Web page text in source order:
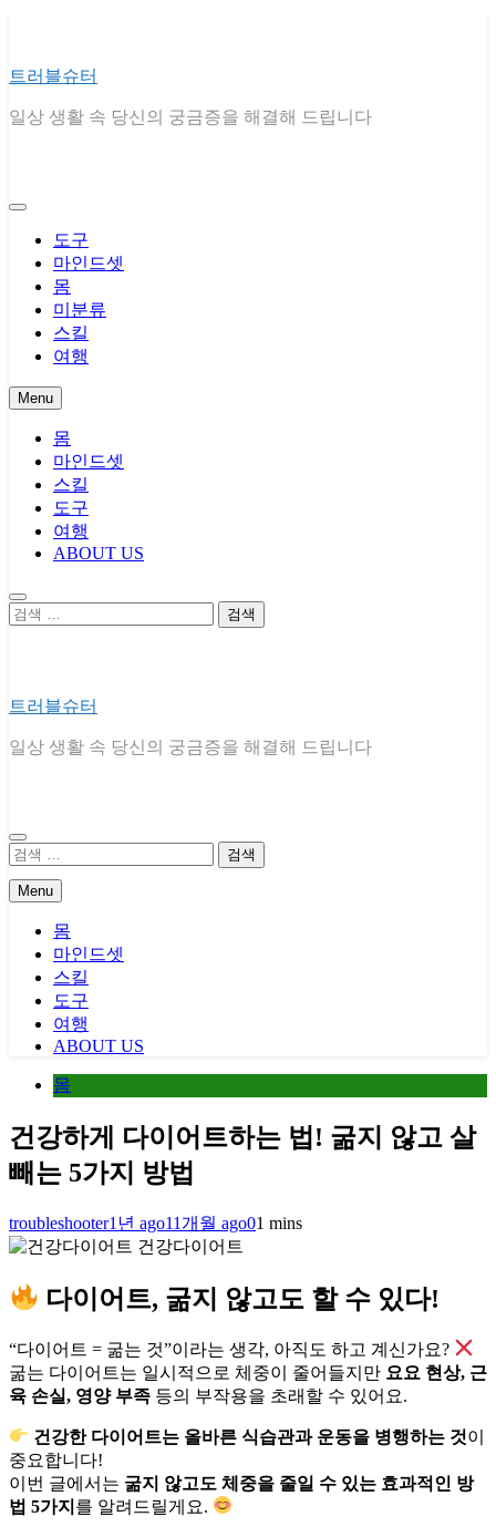
트러블슈터
일상 생활 속 당신의 궁금증을 해결해 드립니다
도구
마인드셋
몸
미분류
스킬
여행
Menu
몸
마인드셋
스킬
도구
여행
ABOUT US
검
트러블슈터
일상 생활 속 당신의 궁금증을 해결해 드립니다
검
Menu
몸
마인드셋
스킬
도구
여행
ABOUT US
몸
건강하게 다이어트하는 법! 굶지 않고 살
빼는 5가지 방법
troubleshooter1년 ago11개월 ago01 mins
건강다이어트
다이어트, 굶지 않고도 할 수 있다!
“다이어트 = 굶는 것”이라는 생각, 아직도 하고 계신가요?
굶는 다이어트는 일시적으로 체중이 줄어들지만 요요 현상, 근
육 손실, 영양 부족 등의 부작용을 초래할 수 있어요.
건강한 다이어트는 올바른 식습관과 운동을 병행하는 것이
중요합니다!
이번 글에서는 굶지 않고도 체중을 줄일 수 있는 효과적인 방
법 5가지 를 알려드릴게요.